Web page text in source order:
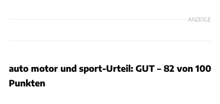
ANZEIGE
auto motor und sport-Urteil: GUT – 82 von 100
Punkten